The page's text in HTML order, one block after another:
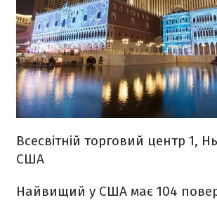
Всесвітній торговий центр 1,
США
Найвищий у США має 104